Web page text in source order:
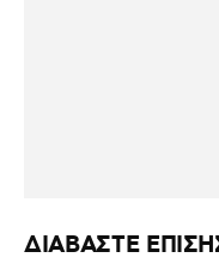
ΔΙΑΒΑΣΤΕ